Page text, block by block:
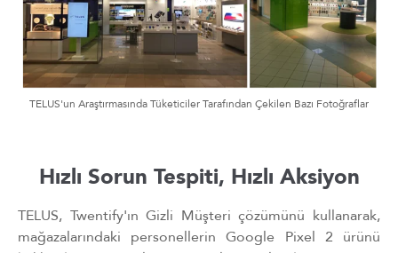
TELUS'un Araştırmasında Tüketiciler Tarafından Çekilen Bazı Fotoğraflar
Hızlı Sorun Tespiti, Hızlı Aksiyon
TELUS, Twentify'ın Gizli Müşteri çözümünü kullanarak,
mağazalarındaki personellerin Google Pixel 2 ürünü